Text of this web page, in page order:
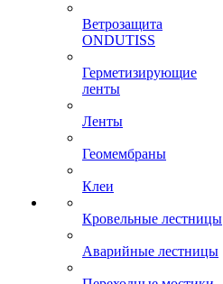
Ветрозащита
ONDUTISS
Герметизирующие
ленты
Ленты
Геомембраны
Клеи
Кровельные лестницы
Аварийные лестницы